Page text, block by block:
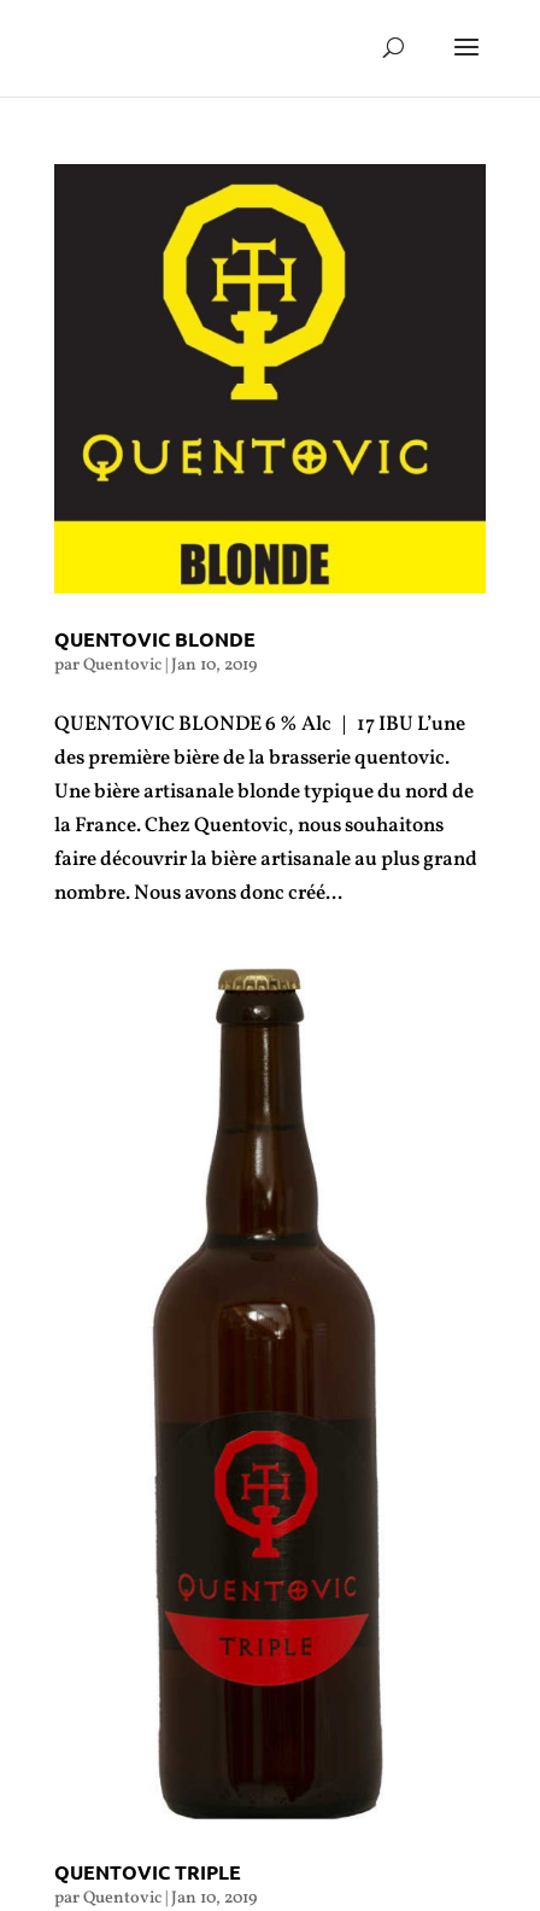
QUENTOVIC BLONDE
parQuentovic|Jan 10, 2019
QUENTOVIC BLONDE 6 % Alc | 17 IBU L’une
des première bière de la brasserie quentovic.
Une bière artisanale blonde typique du nord de
la France. Chez Quentovic, nous souhaitons
faire découvrir la bière artisanale au plus grand
nombre. Nous avons donc créé...
QUENTOVIC TRIPLE
parQuentovic|Jan 10, 2019